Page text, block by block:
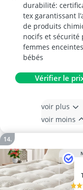
durabilité:
tex garantissant
de produits
nocifs et sécurité
femmes
bébés
Vérifier le
voir plus
voir moins